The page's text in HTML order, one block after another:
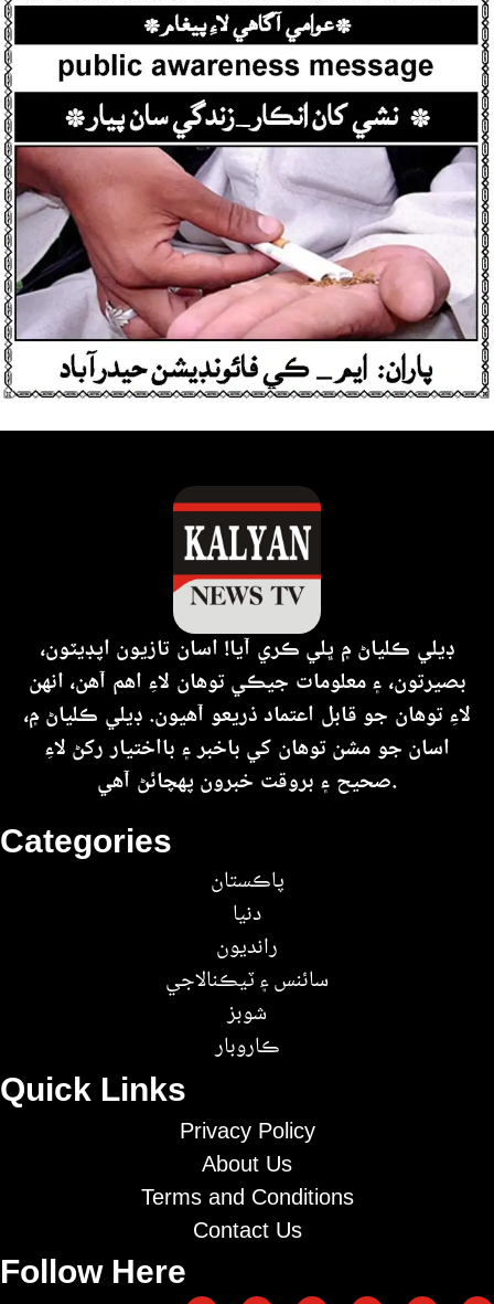
Quick Links
Privacy Policy
About Us
Terms and Conditions
Contact Us
Follow Here
Categories
پاڪستان
دنيا
رانديون
سائنس ۽ ٽيڪنالاجي
شوبز
ڪاروبار
ڊيلي ڪلياڻ ۾ ڀلي ڪري آيا! اسان تازيون اپڊيٽون،
بصيرتون، ۽ معلومات جيڪي توهان لاءِ اهم آهن، انهن
لاءِ توهان جو قابل اعتماد ذريعو آهيون. ڊيلي ڪلياڻ ۾،
اسان جو مشن توهان کي باخبر ۽ بااختيار رکڻ لاءِ
صحيح ۽ بروقت خبرون پهچائڻ آهي.